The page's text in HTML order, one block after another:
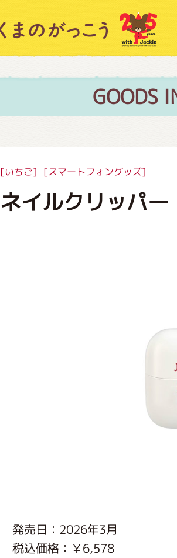
GOODS
[いちご] [スマートフォングッズ]
ネイルクリッパー
発売日：2026年3月
税込価格：￥6,578
キャラクター紹介
絵本・作家紹介
ミュージカル・コンサ
おたのしみコンテンツ(
くまのがっこう しょくい